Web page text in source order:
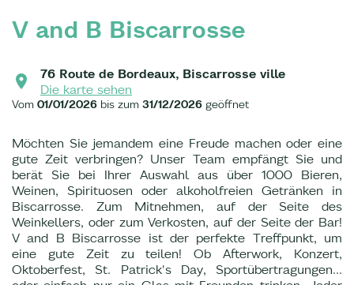
V and B Biscarrosse
76 Route de Bordeaux, Biscarrosse ville
Die karte sehen
Vom 01/01/2026 bis zum 31/12/2026 geöffnet
Möchten Sie jemandem eine Freude machen oder eine
gute Zeit verbringen? Unser Team empfängt Sie und
berät Sie bei Ihrer Auswahl aus über 1000 Bieren,
Weinen, Spirituosen oder alkoholfreien Getränken in
Biscarrosse. Zum Mitnehmen, auf der Seite des
Weinkellers, oder zum Verkosten, auf der Seite der Bar!
V and B Biscarrosse ist der perfekte Treffpunkt, um
eine gute Zeit zu teilen! Ob Afterwork, Konzert,
Oktoberfest, St. Patrick's Day, Sportübertragungen...